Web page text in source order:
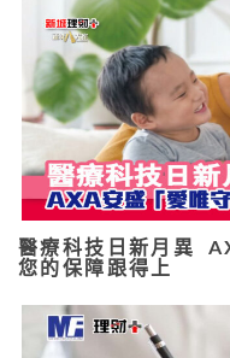
醫療科技日新月異
您的保障跟得上